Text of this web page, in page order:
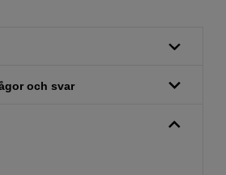
och svar